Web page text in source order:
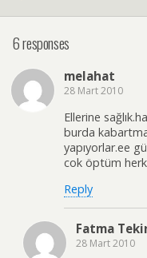
6 responses
melahat
28 Mart 2010
Ellerine
burda
yapıyorlar.ee
cok öptüm
Reply
Fatma
28 Mart 2010